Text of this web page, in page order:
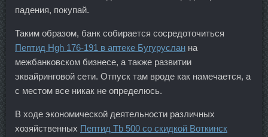
падения, покупай.
Таким образом, банк собирается сосредоточиться
Пептид Hgh 176-191 в аптеке Бугуруслан на
межбанковском бизнесе, а также развитии
эквайринговой сети. Отпуск там вроде как намечается, а
с местом все никак не определюсь.
В ходе экономической деятельности различных
хозяйственных Пептид Tb 500 со скидкой Воткинск